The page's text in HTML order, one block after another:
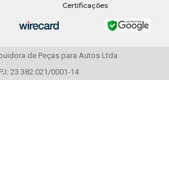
Certificações
de Peças para Autos Ltda
23.382.021/0001-14